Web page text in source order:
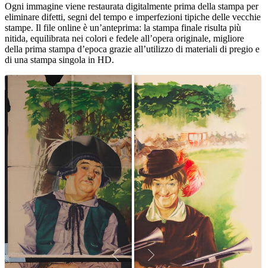
Ogni immagine viene restaurata digitalmente prima della stampa per
eliminare difetti, segni del tempo e imperfezioni tipiche delle vecchie
stampe. Il file online è un’anteprima: la stampa finale risulta più
nitida, equilibrata nei colori e fedele all’opera originale, migliore
della prima stampa d’epoca grazie all’utilizzo di materiali di pregio e
di una stampa singola in HD.